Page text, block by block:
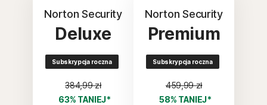
Norton Security
Deluxe
Subskrypcja roczna
384,99 zł
63% TANIEJ*
Norton Security
Premium
Subskrypcja roczna
459,99 zł
58% TANIEJ*